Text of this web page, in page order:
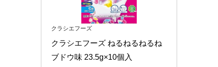
クラシエフーズ
クラシエフーズ ねるねるねるね
ブドウ味 23.5g×10個入